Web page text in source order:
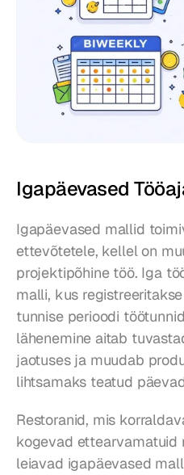
Igapäevased
Igapäevased mallid
ettevõtetele, kellel on
projektipõhine töö. Iga
malli, kus
tunnise perioodi
lähenemine aitab
jaotuses ja muudab
lihtsamaks teatud
Restoranid, mis
kogevad ettearvamatuid
leiavad igapäevased